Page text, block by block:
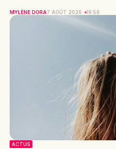
MYLÈNE DORA7 AOÛT 2026 19:59
ACTUS